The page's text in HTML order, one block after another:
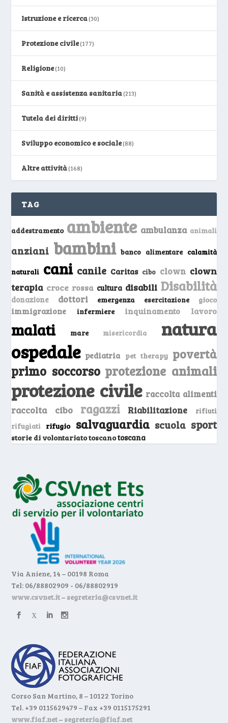
Istruzione e ricerca(30)
Protezione civile(177)
Religione(10)
Sanità e assistenza sanitaria(213)
Tutela dei diritti(9)
Sviluppo economico e sociale(88)
Altre attività(168)
TAG
addestramento ambiente ambulanza animali
anziani bambini banco alimentare calamità
naturali cani canile Caritas cibo clown clown
terapia croce rossa cultura disabili Disabilità
donazione dottori emergenza esercitazione gioco
immigrazione infermiere inquinamento lavoro
malati mare misericordia natura
ospedale pediatria pet therapy povertà
primo soccorso protezione animali
protezione civile raccolta alimenti
raccolta cibo ragazzi Riabilitazione
rifiuti
rifugiati
rifugio salvaguardia scuola sport
storie di volontariato toscanotoscana
Via Aniene, 14 – 00198 Roma
Tel: 06/88802909 - 06/88802919
www.csvnet.it– segreteria@csvnet.it
Corso San Martino, 8 – 10122 Torino
Tel. +39 0115629479 – Fax +39 0115175291
www.fiaf.net– segreteria@fiaf.net